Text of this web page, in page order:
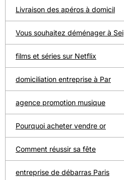
Livraison des apéros à domicil
Vous souhaitez déménager à Sei
films et séries sur Netflix
domiciliation entreprise à Par
agence promotion musique
Pourquoi acheter vendre or
Comment réussir sa fête
entreprise de débarras Paris